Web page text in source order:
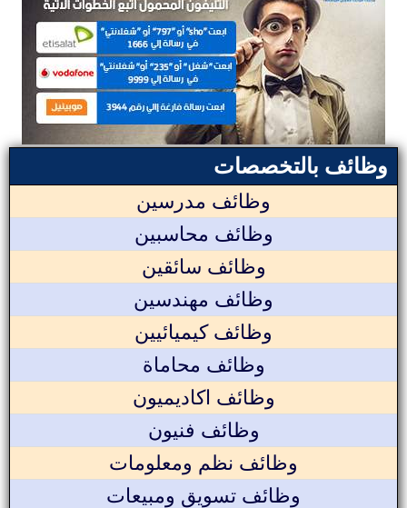
وظائف بالتخصصات
وظائف مدرسين
وظائف محاسبين
وظائف سائقين
وظائف مهندسين
وظائف كيميائيين
وظائف محاماة
وظائف اكاديميون
وظائف فنيون
وظائف نظم ومعلومات
وظائف تسويق ومبيعات